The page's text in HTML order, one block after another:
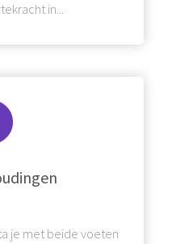
in...
je met beide voeten